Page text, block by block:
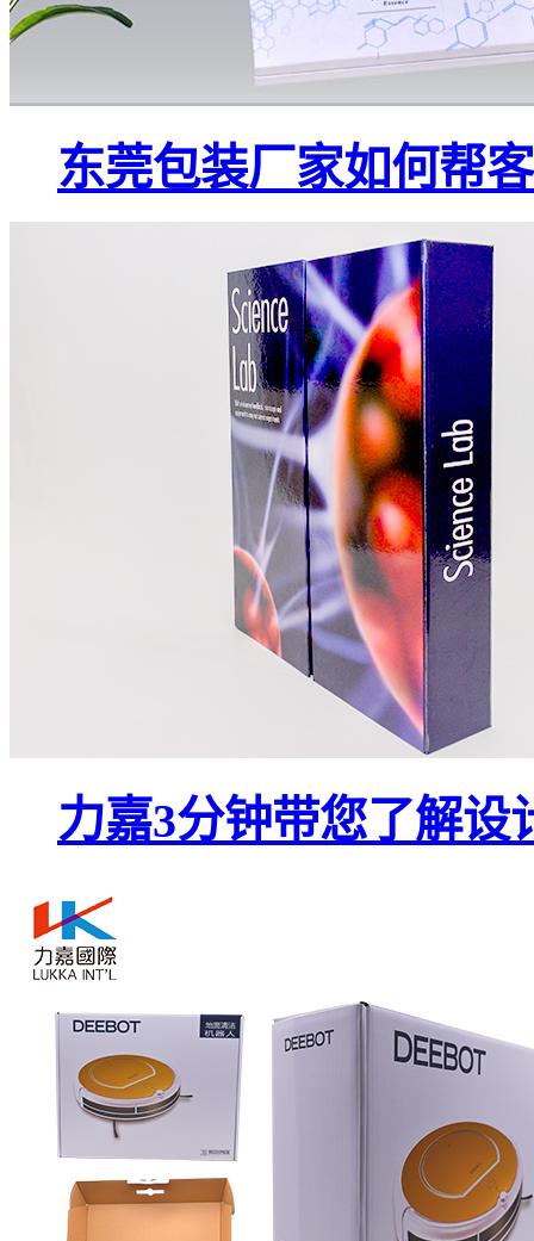
东莞包装厂家如何帮
力嘉3分钟带您了解设